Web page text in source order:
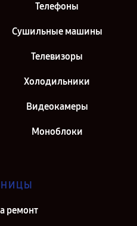
Телефоны
Сушильные машины
Телевизоры
Холодильники
Видеокамеры
Моноблоки
ремонт